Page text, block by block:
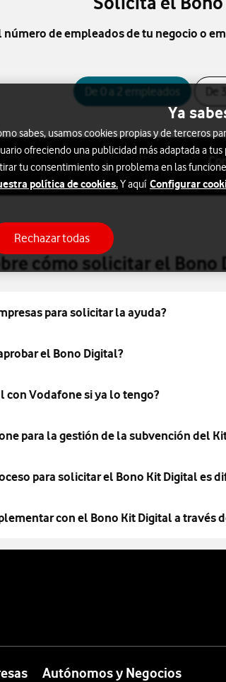
número de empleados de tu negocio o
De 0 a 2 empleados De
cómo solicitar el Bono
para solicitar la ayuda?
el Bono Digital?
con Vodafone si ya lo tengo?
para la gestión de la subvención del
para solicitar el Bono Kit Digital es
con el Bono Kit Digital a través
Vodafone
Autónomos y Negocios
Ya
sabes, usamos cookies propias y de terceros
ofreciendo una publicidad más adaptada a
tu consentimiento sin problema en las
política de cookies.Y aquí Configurar
Rechazar todas